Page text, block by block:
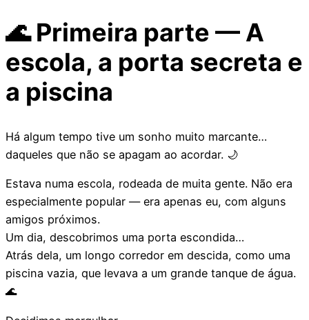
🌊 Primeira parte — A
escola, a porta secreta e
a piscina
Há algum tempo tive um sonho muito marcante…
daqueles que não se apagam ao acordar. 🌙
Estava numa escola, rodeada de muita gente. Não era
especialmente popular — era apenas eu, com alguns
amigos próximos.
Um dia, descobrimos uma porta escondida…
Atrás dela, um longo corredor em descida, como uma
piscina vazia, que levava a um grande tanque de água.
🌊